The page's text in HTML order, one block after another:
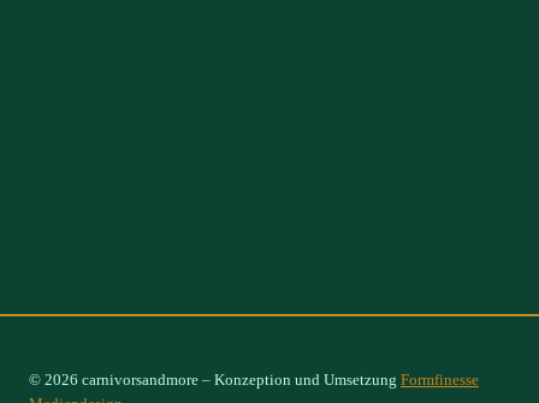
© 2026 carnivorsandmore – Konzeption und Umsetzung Formfinesse